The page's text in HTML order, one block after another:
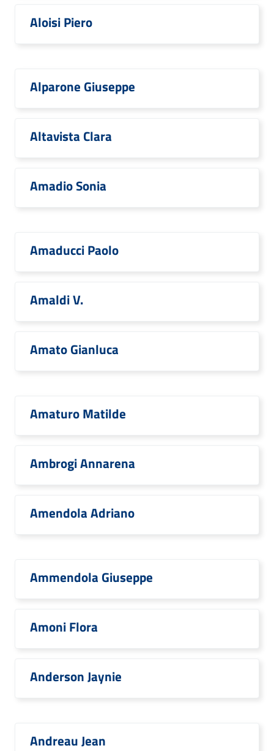
Aloisi Piero
Alparone Giuseppe
Altavista Clara
Amadio Sonia
Amaducci Paolo
Amaldi V.
Amato Gianluca
Amaturo Matilde
Ambrogi Annarena
Amendola Adriano
Ammendola Giuseppe
Amoni Flora
Anderson Jaynie
Andreau Jean